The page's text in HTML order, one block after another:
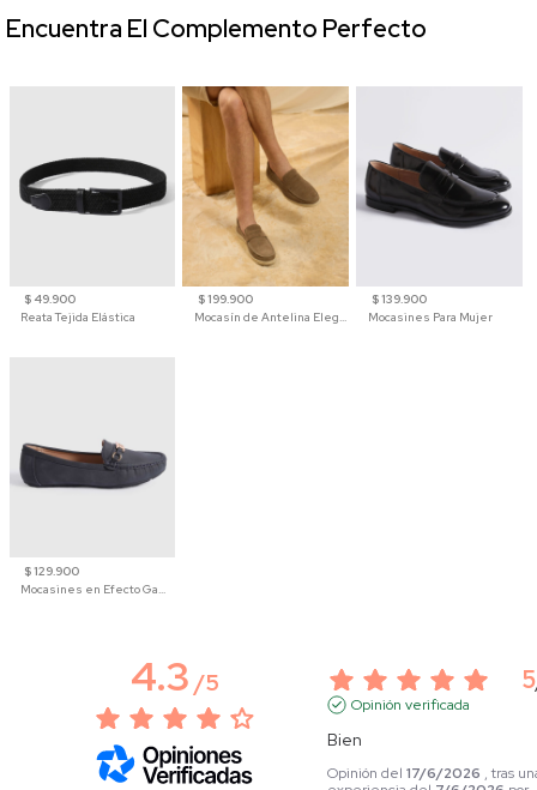
$ 49.900
Reata Tejida Elástica
$ 199.900
Mocasín de Antelina Elegante con Suela de Contraste Para Hombre
$ 139.900
Mocasines Para Mujer
$ 129.900
Encuentra El Complemento Perfecto
4.3/5 5
Opinión verificada
Bien
Opinión del17/6/2026 , tras